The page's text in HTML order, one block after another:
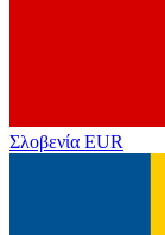
Σλοβενία EUR